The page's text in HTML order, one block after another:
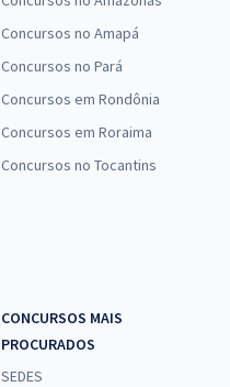
Concursos no Amapá
Concursos no Pará
Concursos em Rondônia
Concursos em Roraima
Concursos no Tocantins
CONCURSOS MAIS
PROCURADOS
SEDES